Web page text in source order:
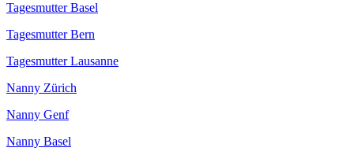
Tagesmutter Basel
Tagesmutter Bern
Tagesmutter Lausanne
Nanny Zürich
Nanny Genf
Nanny Basel